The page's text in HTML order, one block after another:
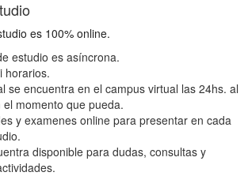
es 100% online.
estudio es asíncrona.
horarios.
se encuentra en el campus virtual las 24hs. al
momento que pueda.
y examenes online para presentar en cada
disponible para dudas, consultas y